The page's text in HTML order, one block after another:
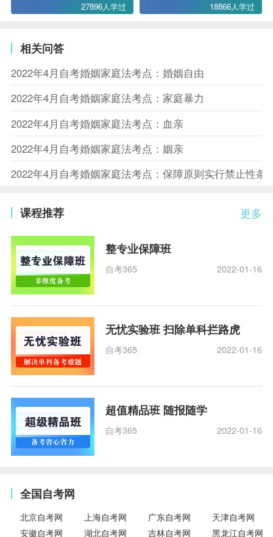
27896人学过 18866人学过
相关问答
2022年4月自考婚姻家庭法考点：婚姻自由
2022年4月自考婚姻家庭法考点：家庭暴力
2022年4月自考婚姻家庭法考点：血亲
2022年4月自考婚姻家庭法考点：姻亲
2022年4月自考婚姻家庭法考点：保障原则实行禁止性条
更多
课程推荐
整专业保障班
自考365 2022-01-16
无忧实验班 扫除单科拦路虎
自考365 2022-01-16
超值精品班 随报随学
自考365 2022-01-16
全国自考网
北京自考网 上海自考网 广东自考网
天津自考网
安徽自考网
湖北自考网 吉林自考网 黑龙江自考网